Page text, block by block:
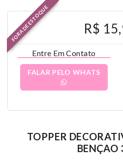
FORA DE ESTOQUE R$
Entre Em Contato
FALAR PELO WHATS
TOPPER
BENÇAO